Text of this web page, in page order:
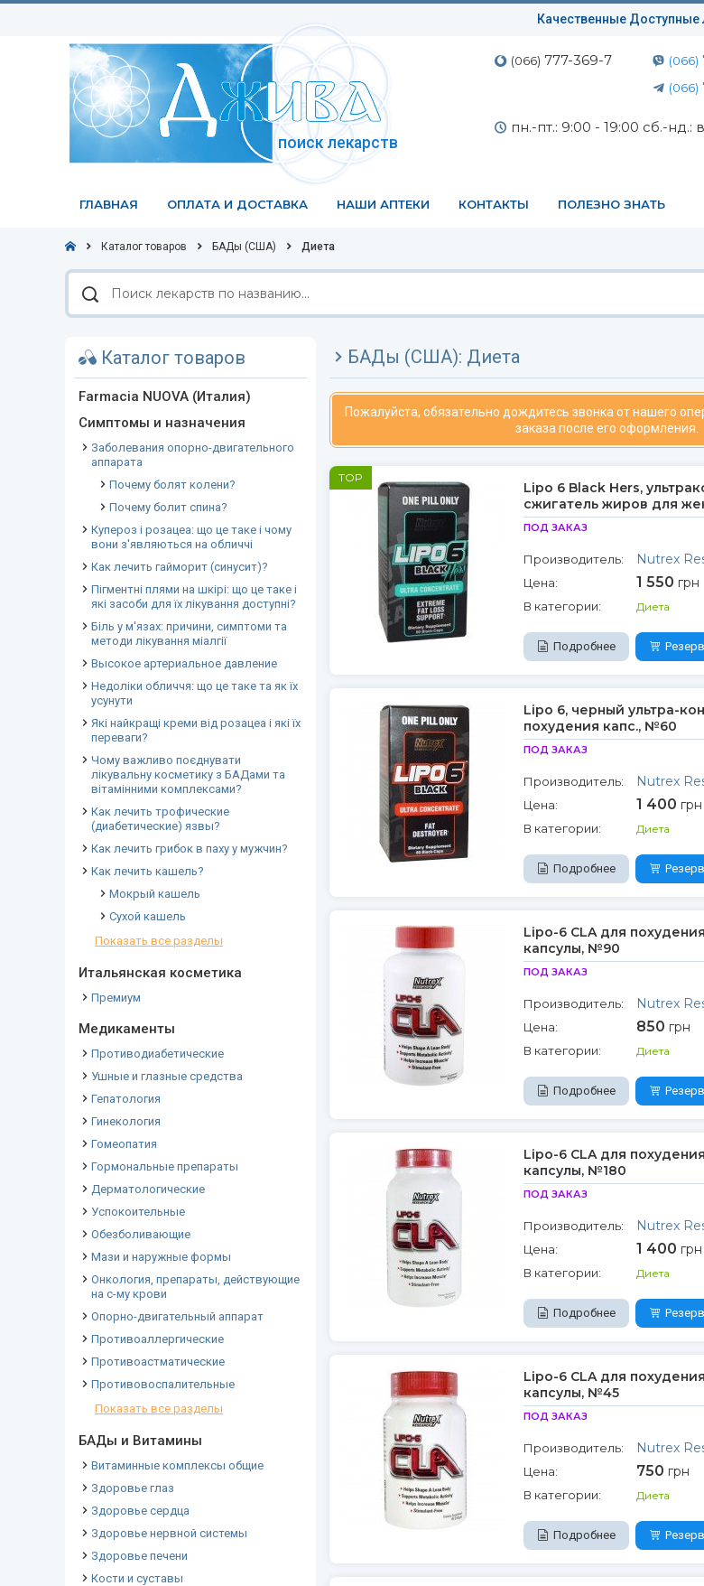
Качественные Доступные
поиск лекарств
(066) 777-369-7 (066)
(066)
пн.-пт.: 9:00 - 19:00 сб.-нд.:
ГЛАВНАЯ ОПЛАТА И ДОСТАВКА НАШИ АПТЕКИ КОНТАКТЫ ПОЛЕЗНО ЗНАТЬ
Каталог товаров БАДы (США) Диета
Поиск
лекарств
по
Каталог товаров
Farmacia NUOVA (Италия)
Симптомы и назначения
Заболевания опорно-двигательного
аппарата
Почему болят колени?
Почему болит спина?
Купероз і розацеа: що це таке і чому
вони з'являються на обличчі
Как лечить гайморит (синусит)?
Пігментні плями на шкірі: що це таке і
які засоби для їх лікування доступні?
Біль у м'язах: причини, симптоми та
методи лікування міалгії
Высокое артериальное давление
Недоліки обличчя: що це таке та як їх
усунути
Які найкращі креми від розацеа і які їх
переваги?
Чому важливо поєднувати
лікувальну косметику з БАДами та
вітамінними комплексами?
Как лечить трофические
(диабетические) язвы?
Как лечить грибок в паху у мужчин?
Как лечить кашель?
Мокрый кашель
Сухой кашель
Показать все разделы
Итальянская косметика
Премиум
Медикаменты
Противодиабетические
Ушные и глазные средства
Гепатология
Гинекология
Гомеопатия
Гормональные препараты
Дерматологические
Успокоительные
Обезболивающие
Мази и наружные формы
Онкология, препараты, действующие
на с-му крови
Опорно-двигательный аппарат
Противоаллергические
Противоастматические
Противовоспалительные
Показать все разделы
БАДы и Витамины
Витаминные комплексы общие
Здоровье глаз
Здоровье сердца
Здоровье нервной системы
Здоровье печени
Кости и суставы
БАДы (США): Диета
Пожалуйста, обязательно дождитесь звонка от нашего
заказа после его оформления.
TOP
Lipo 6 Black Hers,
сжигатель жиров для
ПОД ЗАКАЗ
Производитель: Nutrex
Цена: 1 550 грн
В категории: Диета
Подробнее
Lipo 6, черный ультра-
похудения капс., №60
ПОД ЗАКАЗ
Производитель: Nutrex
Цена: 1 400 грн
В категории: Диета
Подробнее
Lipo-6 CLA для
капсулы, №90
ПОД ЗАКАЗ
Производитель: Nutrex
Цена: 850 грн
В категории: Диета
Подробнее
Lipo-6 CLA для
капсулы, №180
ПОД ЗАКАЗ
Производитель: Nutrex
Цена: 1 400 грн
В категории: Диета
Подробнее
Lipo-6 CLA для
капсулы, №45
ПОД ЗАКАЗ
Производитель: Nutrex
Цена: 750 грн
В категории: Диета
Подробнее